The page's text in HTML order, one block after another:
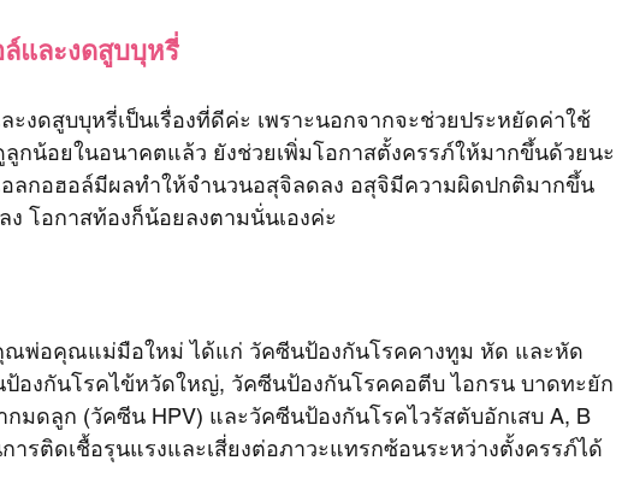
และงดสูบบุหรี่
ะงดสูบบุหรี่เป็นเรื่องที่ดีค่ะ เพราะนอกจากจะช่วยประหยัดค่าใช้
ลูกน้อยในอนาคตแล้ว ยังช่วยเพิ่มโอกาสตั้งครรภ์ให้มากขึ้นด้วยนะ
อลกอฮอล์มีผลทำให้จำนวนอสุจิลดลง อสุจิมีความผิดปกติมากขึ้น
โอกาสท้องก็น้อยลงตามนั่นเองค่ะ
ณพ่อคุณแม่มือใหม่ ได้แก่ วัคซีนป้องกันโรคคางทูม หัด และหัด
ป้องกันโรคไข้หวัดใหญ่, วัคซีนป้องกันโรคคอตีบ ไอกรน บาดทะยัก
กมดลูก (วัคซีน HPV) และวัคซีนป้องกันโรคไวรัสตับอักเสบ A, B
ารติดเชื้อรุนแรงและเสี่ยงต่อภาวะแทรกซ้อนระหว่างตั้งครรภ์ได้